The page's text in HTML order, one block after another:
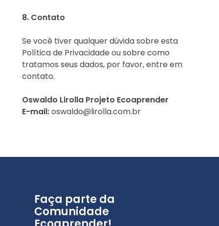
8. Contato
Se você tiver qualquer dúvida sobre esta
Política de Privacidade ou sobre como
tratamos seus dados, por favor, entre em
contato.
Oswaldo Lirolla Projeto Ecoaprender
E-mail:oswaldo@lirolla.com.br
Faça parte da
Comunidade